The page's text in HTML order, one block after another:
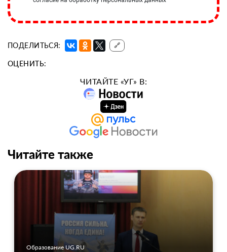
ПОДЕЛИТЬСЯ: 🔗
ОЦЕНИТЬ:
ЧИТАЙТЕ «УГ» В:
Читайте также
Образование UG.RU